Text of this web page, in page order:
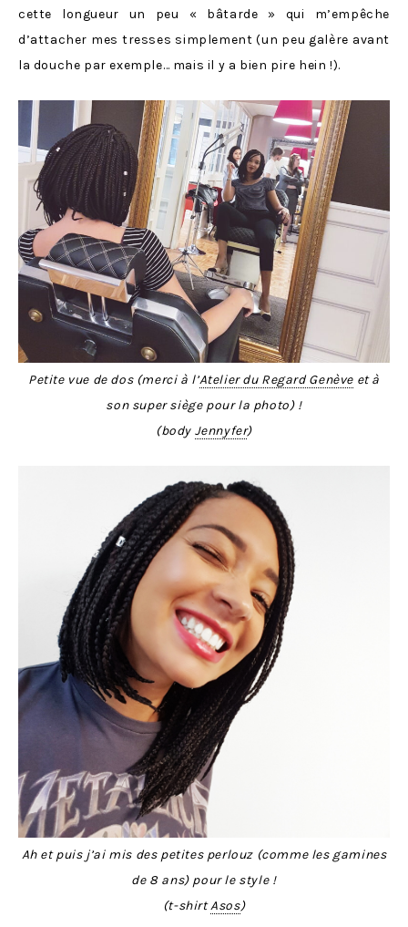
cette longueur un peu « bâtarde » qui m’empêche
d’attacher mes tresses simplement (un peu galère avant
la douche par exemple… mais il y a bien pire hein !).
Petite vue de dos (merci à l’Atelier du Regard Genèveet à
son super siège pour la photo) !
(body Jennyfer)
Ah et puis j’ai mis des petites perlouz (comme les gamines
de 8 ans) pour le style !
(t-shirtAsos)